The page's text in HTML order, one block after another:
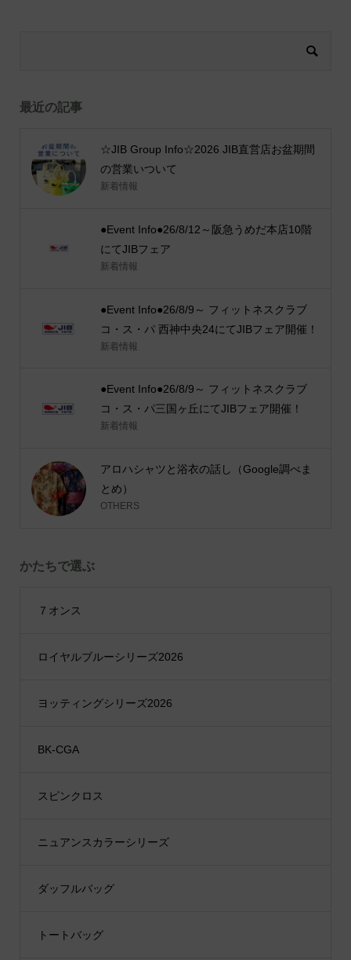
最近の記事
☆JIB Group Info☆2026 JIB直営店お盆期間
の営業いついて
新着情報
●Event Info●26/8/12～阪急うめだ本店10階
にてJIBフェア
新着情報
●Event Info●26/8/9～ フィットネスクラブ
コ・ス・パ 西神中央24にてJIBフェア開催！
新着情報
●Event Info●26/8/9～ フィットネスクラブ
コ・ス・パ三国ヶ丘にてJIBフェア開催！
新着情報
アロハシャツと浴衣の話し（Google調べま
とめ）
OTHERS
かたちで選ぶ
７オンス
ロイヤルブルーシリーズ2026
ヨッティングシリーズ2026
BK-CGA
スピンクロス
ニュアンスカラーシリーズ
ダッフルバッグ
トートバッグ